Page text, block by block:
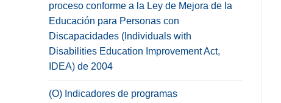
proceso conforme a la Ley de Mejora de la
Educación para Personas con
Discapacidades (Individuals with
Disabilities Education Improvement Act,
IDEA) de 2004
(O) Indicadores de programas